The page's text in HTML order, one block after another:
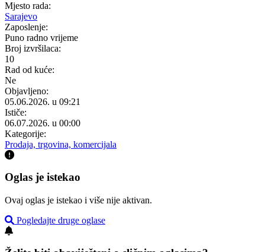
Mjesto rada:
Sarajevo
Zaposlenje:
Puno radno vrijeme
Broj izvršilaca:
10
Rad od kuće:
Ne
Objavljeno:
05.06.2026. u 09:21
Ističe:
06.07.2026. u 00:00
Kategorije:
Prodaja, trgovina, komercijala
Oglas je istekao
Ovaj oglas je istekao i više nije aktivan.
Pogledajte druge oglase